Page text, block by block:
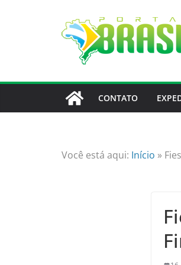
CONTATO
Você está aqui: Início »